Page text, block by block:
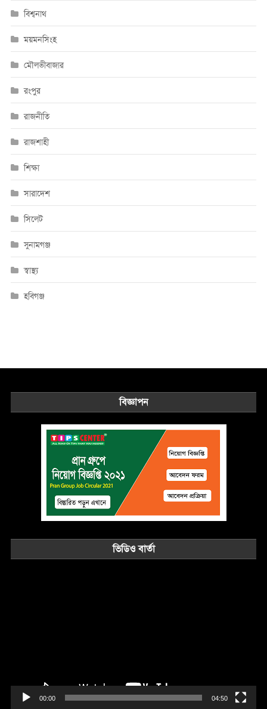
বিশ্বনাথ
ময়মনসিংহ
মৌলভীবাজার
রংপুর
রাজনীতি
রাজশাহী
শিক্ষা
সারাদেশ
সিলেট
সুনামগঞ্জ
স্বাস্থ্য
হবিগঞ্জ
বিজ্ঞাপন
ভিডিও বার্তা
00:00 04:50